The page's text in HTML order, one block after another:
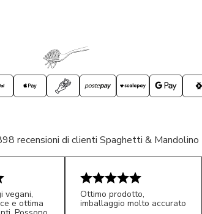
recensioni di clienti Spaghetti & Mandolino
vegani,
e ottima
Ottimo prodotto,
imballaggio molto accurato